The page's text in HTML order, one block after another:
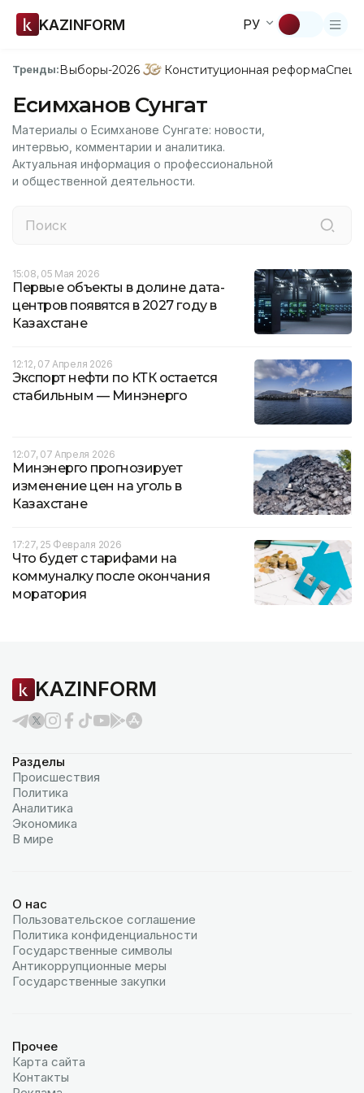
KAZINFORM РУ
Тренды:Выборы-2026 Конституционная реформа
Есимханов Сунгат
Материалы о Есимханове Сунгате: новости,
интервью, комментарии и аналитика.
Актуальная информация о профессиональной
и общественной деятельности.
15:08, 05 Мая 2026
Первые объекты в долине дата-
центров появятся в 2027 году в
Казахстане
12:12, 07 Апреля 2026
Экспорт нефти по КТК остается
стабильным — Минэнерго
12:07, 07 Апреля 2026
Минэнерго прогнозирует
изменение цен на уголь в
Казахстане
17:27, 25 Февраля 2026
Что будет с тарифами на
коммуналку после окончания
моратория
KAZINFORM
Разделы
Происшествия
Политика
Аналитика
Экономика
В мире
О нас
Пользовательское соглашение
Политика конфиденциальности
Государственные символы
Антикоррупционные меры
Государственные закупки
Прочее
Карта сайта
Контакты